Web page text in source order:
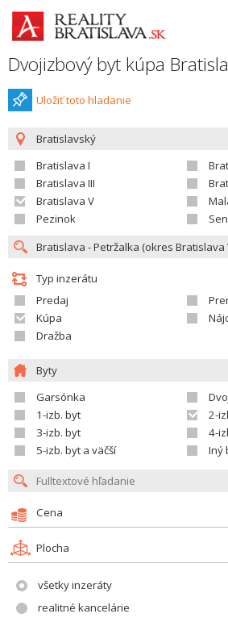
Dvojizbový byt kúpa
Uložiť toto hladanie
Bratislavský
Bratislava I
Bratislava III
Bratislava V
Pezinok
Typ inzerátu
Predaj
Kúpa
Dražba
Byty
Garsónka
1-izb. byt
2-
3-izb. byt
4-
5-izb. byt a väčší
Iný
Cena
Plocha
všetky inzeráty
realitné kancelárie